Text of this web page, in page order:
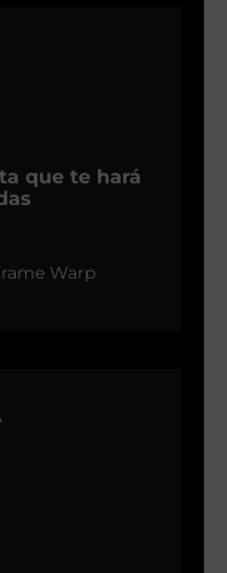
que te hará
Warp